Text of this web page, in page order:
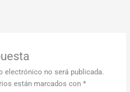
electrónico no será publicada.
están marcados con*